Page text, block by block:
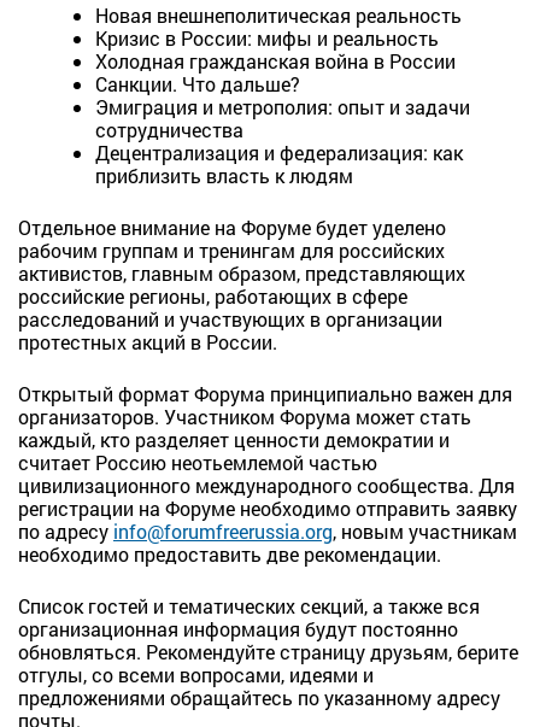
Новая внешнеполитическая реальность
Кризис в России: мифы и реальность
Холодная гражданская война в России
Санкции. Что дальше?
Эмиграция и метрополия: опыт и задачи
сотрудничества
Децентрализация и федерализация: как
приблизить власть к людям
Отдельное внимание на Форуме будет уделено
рабочим группам и тренингам для российских
активистов, главным образом, представляющих
российские регионы, работающих в сфере
расследований и участвующих в организации
протестных акций в России.
Открытый формат Форума принципиально важен для
организаторов. Участником Форума может стать
каждый, кто разделяет ценности демократии и
считает Россию неотьемлемой частью
цивилизационного международного сообщества. Для
регистрации на Форуме необходимо отправить заявку
по адресу info@forumfreerussia.org, новым участникам
необходимо предоставить две рекомендации.
Список гостей и тематических секций, а также вся
организационная информация будут постоянно
обновляться. Рекомендуйте страницу друзьям, берите
отгулы, со всеми вопросами, идеями и
предложениями обращайтесь по указанному адресу
почты.